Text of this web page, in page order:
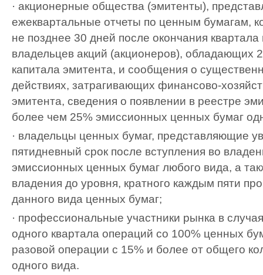
· акционерные общества (эмитенты),
ежеквартальные отчеты по ценным бумагам,
не позднее 30 дней после окончания
владельцев акций (акционеров), обладающих
капитала эмитента, и сообщения о
действиях, затрагивающих финансово-
эмитента, сведения о появлении в реестре
более чем 25% эмиссионных ценных бумаг
· владельцы ценных бумаг, представляющие
пятидневный срок после вступления во
эмиссионных ценных бумаг любого вида, а
владения до уровня, кратного каждым пяти
данного вида ценных бумаг;
· профессиональные участники рынка в
одного квартала операций со 100% ценных
разовой операции с 15% и более от общего
одного вида.